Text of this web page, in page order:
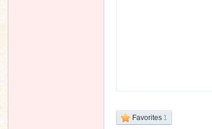
Favorites 1